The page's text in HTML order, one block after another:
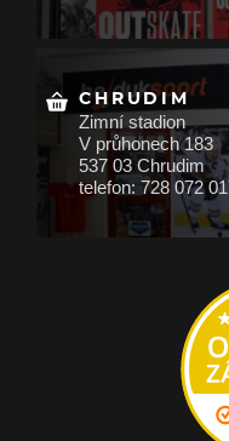
CHRUDIM
Zimní stadion
V průhonech 183
537 03 Chrudim
telefon: 728 072